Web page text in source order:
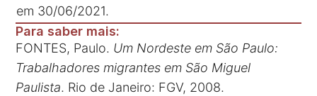
em 30/06/2021.
Para saber mais:
FONTES, Paulo. Um Nordeste em São Paulo:
Trabalhadores migrantes em São Miguel
Paulista. Rio de Janeiro: FGV, 2008.